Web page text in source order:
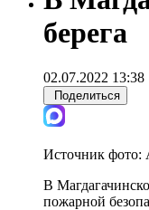
берега
02.07.2022 13:38
Поделиться
Источник фото:
В
пожарной